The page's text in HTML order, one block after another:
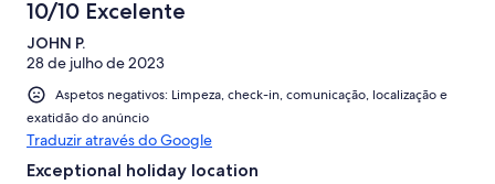
10/10 Excelente
JOHN P.
28 de julho de 2023
Aspetos negativos: Limpeza, check-in, comunicação, localização e
exatidão do anúncio
Traduzir através do Google
Exceptional holiday location